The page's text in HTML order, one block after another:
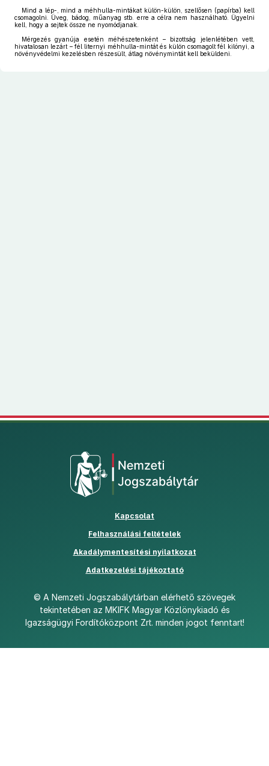
Mind a lép-, mind a méhhulla-mintákat külön-külön, szellősen (papírba) kell
csomagolni. Üveg, bádog, műanyag stb. erre a célra nem használható. Ügyelni
kell, hogy a sejtek össze ne nyomódjanak.
Mérgezés gyanúja esetén méhészetenként – bizottság jelenlétében vett,
hivatalosan lezárt – fél liternyi méhhulla-mintát és külön csomagolt fél kilónyi, a
növényvédelmi kezelésben részesült, átlag növénymintát kell beküldeni.
Kapcsolat
Felhasználási feltételek
Akadálymentesítési nyilatkozatPDF
Adatkezelési tájékoztató
© A Nemzeti Jogszabálytárban elérhető szövegek
tekintetében az MKIFK Magyar Közlönykiadó és
Igazságügyi Fordítóközpont Zrt. minden jogot fenntart!